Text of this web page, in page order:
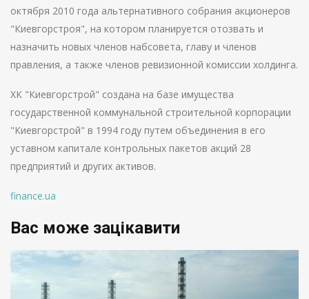
октября 2010 года альтернативного собрания акционеров
"Киевгорстроя", на котором планируется отозвать и
назначить новых членов набсовета, главу и членов
правления, а также членов ревизионной комиссии холдинга.
ХК "Киевгорстрой" создана на базе имущества
государственной коммунальной строительной корпорации
"Киевгорстрой" в 1994 году путем объединения в его
уставном капитале контрольных пакетов акций 28
предприятий и других активов.
finance.ua
Вас може зацікавити